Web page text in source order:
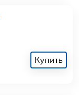
Купить